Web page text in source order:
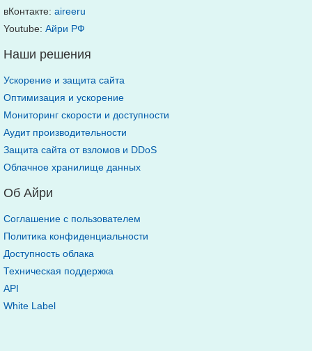
вКонтакте: aireeru
Youtube: Айри РФ
Наши решения
Ускорение и защита сайта
Оптимизация и ускорение
Мониторинг скорости и доступности
Аудит производительности
Защита сайта от взломов и DDoS
Облачное хранилище данных
Об Айри
Соглашение с пользователем
Политика конфиденциальности
Доступность облака
Техническая поддержка
API
White Label